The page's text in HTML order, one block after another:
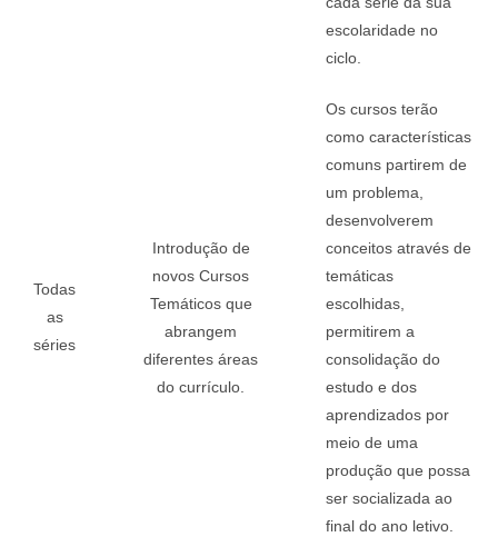
Todas
as
séries
Introdução de
novos Cursos
Temáticos que
abrangem
diferentes áreas
do currículo.
escolaridade no
ciclo.
Os cursos terão
como características
comuns partirem de
um problema,
desenvolverem
conceitos através de
temáticas
escolhidas,
permitirem a
consolidação do
estudo e dos
aprendizados por
meio de uma
produção que possa
ser socializada ao
final do ano letivo.